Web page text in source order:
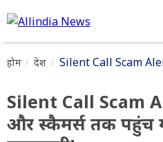
होम देश Silent Call Scam
Silent Call Scam
और स्कैमर्स तक पहुंच